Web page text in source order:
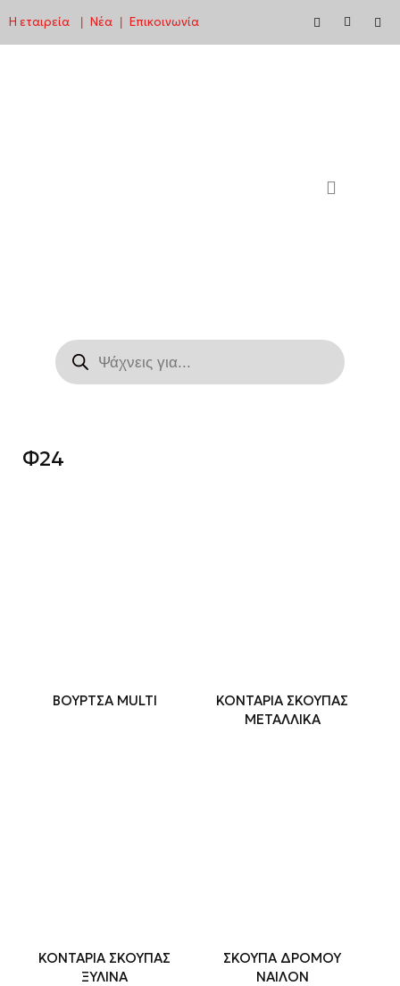
Μεταπηδήστε
Η εταιρεία Νέα Επικοινωνία
Φ24
ΒΟΥΡΤΣΑ MULTI
ΚΟΝΤΑΡΙΑ ΣΚΟΥΠΑΣ
ΜΕΤΑΛΛΙΚΑ
ΚΟΝΤΑΡΙΑ ΣΚΟΥΠΑΣ
ΞΥΛΙΝΑ
ΣΚΟΥΠΑ ΔΡΟΜΟΥ
ΝΑΙΛΟΝ